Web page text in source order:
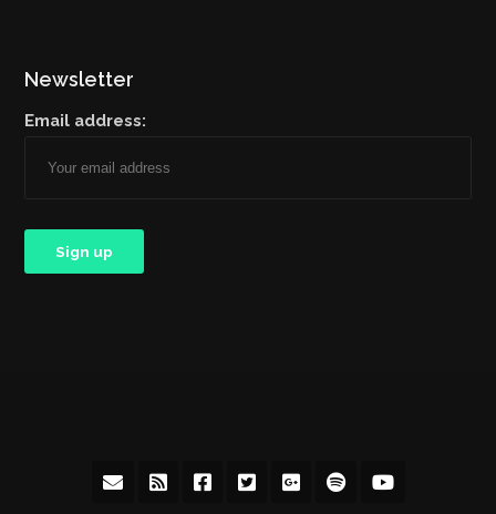
Newsletter
Email address: